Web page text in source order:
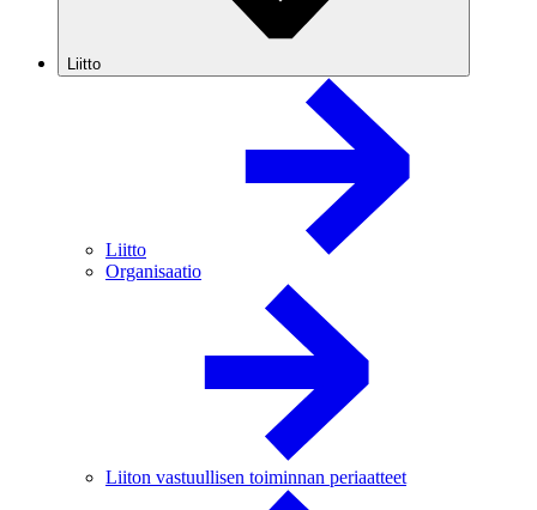
Liitto
Liitto
Organisaatio
Liiton vastuullisen toiminnan periaatteet